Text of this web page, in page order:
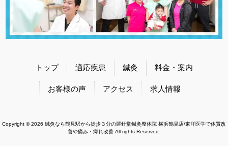
トップ 適応疾患 鍼灸 料金・案内
お客様の声 アクセス 求人情報
Copyright © 2026 鍼灸なら鶴見駅から徒歩３分の羅針堂鍼灸整体院 横浜鶴見店/東洋医学で体質改
善や痛み・痺れ改善 All rights Reserved.